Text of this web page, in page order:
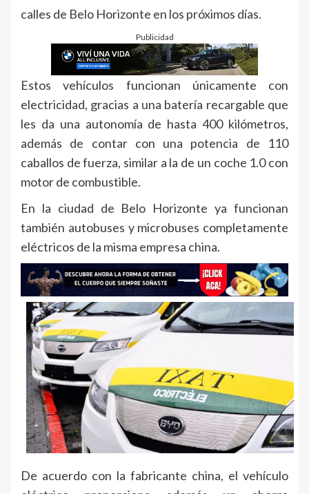
calles de Belo Horizonte en los próximos días.
Publicidad
Estos vehículos funcionan únicamente con
electricidad, gracias a una batería recargable que
les da una autonomía de hasta 400 kilómetros,
además de contar con una potencia de 110
caballos de fuerza, similar a la de un coche 1.0 con
motor de combustible.
En la ciudad de Belo Horizonte ya funcionan
también autobuses y microbuses completamente
eléctricos de la misma empresa china.
De acuerdo con la fabricante china, el vehículo